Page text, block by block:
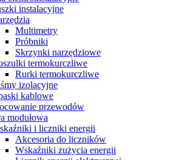
instalacyjne
Multimetry
Próbniki
Skrzynki narzędziowe
termokurczliwe
Rurki termokurczliwe
izolacyjne
kablowe
przewodów
modułowa
i liczniki energii
Akcesoria do liczników
Wskaźniki zużycia energii